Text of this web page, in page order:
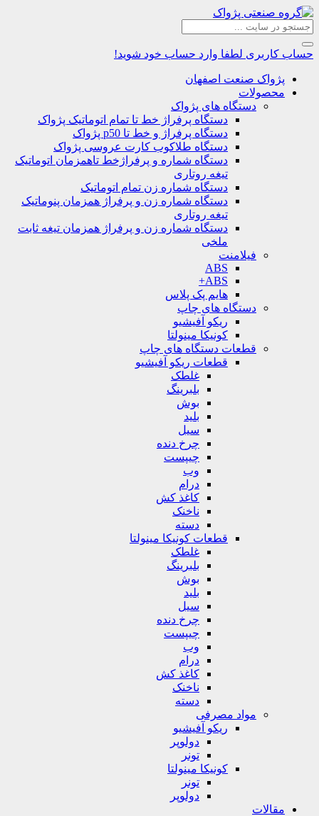
حساب کاربری لطفا وارد حساب خود شوید!
پژواک صنعت اصفهان
محصولات
دستگاه های پژواک
دستگاه پرفراژ خط تا تمام اتوماتیک پژواک
دستگاه پرفراژ و خط تا p50 پژواک
دستگاه طلاکوب کارت عروسی پژواک
دستگاه شماره و پرفراژخط تاهمزمان اتوماتیک
تیغه روتاری
دستگاه شماره زن تمام اتوماتیک
دستگاه شماره زن و پرفراژ همزمان پنوماتیک
تیغه روتاری
دستگاه شماره زن و پرفراژ همزمان تیغه ثابت
ملخی
فیلامنت
ABS
ABS+
هایم پک پلاس
دستگاه های چاپ
ریکو آفیشیو
کونیکا مینولتا
قطعات دستگاه های چاپ
قطعات ریکو آفیشیو
غلطک
بلبرینگ
بوش
بلید
سیل
چرخ دنده
چیپست
وب
درام
کاغذ کش
ناخنک
دسته
قطعات کونیکا مینولتا
غلطک
بلبرینگ
بوش
بلید
سیل
چرخ دنده
چیپست
وب
درام
کاغذ کش
ناخنک
دسته
مواد مصرفی
ریکو آفیشیو
دولوپر
تونر
کونیکا مینولتا
تونر
دولوپر
مقالات